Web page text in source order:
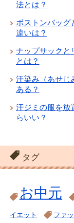
法とは？
ボストンバッグ
違いは？
ナップサックと
とは？
汗染み（あせじ
ある？
汗ジミの服を放
らいい？
タグ
お中元
イエット ファ